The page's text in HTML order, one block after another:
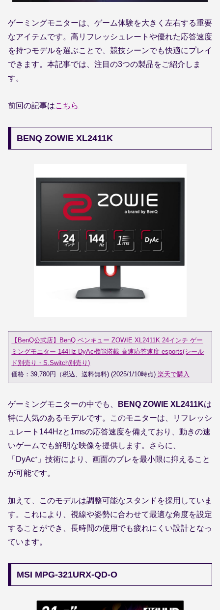
ゲーミングモニターは、ゲーム体験を大きく左右する重要
なアイテムです。高リフレッシュレートや優れた応答速度
を持つモデルを選ぶことで、競技シーンでも快適にプレイ
できます。本記事では、注目の3つの製品をご紹介しま
す。
前回の記事はこちら
BENQ ZOWIE XL2411K
【BenQ公式店】BenQ ベンキュー ZOWIE XL2411K 24インチ ゲー
ミングモニター 144Hz DyAc機能搭載 高速応答速度 esports(シール
ド別売り・S.Switch別売り)
価格：39,780円（税込、送料無料) (2025/1/10時点) 楽天で購入
ゲーミングモニターの中でも、 BENQ ZOWIE XL2411Kは
特に人気のあるモデルです。このモニターは、リフレッシ
ュレート144Hzと1msの応答速度を備えており、動きの速
いゲームでも鮮明な映像を提供します。さらに、
「DyAc⁺」技術により、画面のブレを最小限に抑えること
が可能です。
加えて、このモデルは調整可能なスタンドを採用していま
す。これにより、視線や姿勢に合わせて最適な角度を設定
することができ、長時間の使用でも疲れにくい設計となっ
ています。
MSI MPG-321URX-QD-O